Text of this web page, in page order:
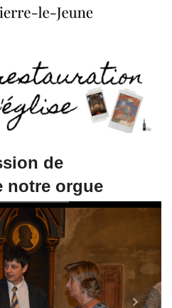
de
notre orgue